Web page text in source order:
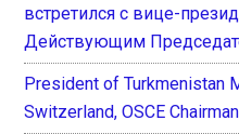
встретился с вице-
Действующим
President of Turkmenistan
Switzerland, OSCE